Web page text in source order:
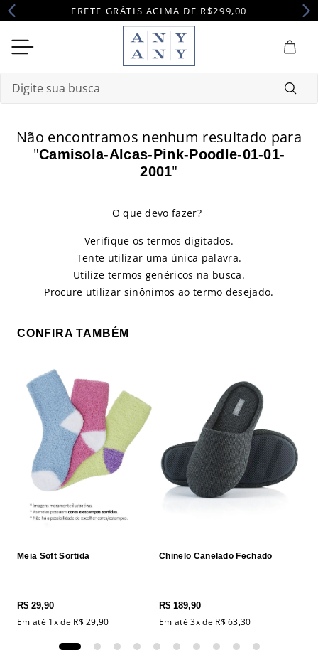
FRETE GRÁTIS ACIMA DE R$299,00
Não encontramos nenhum resultado para
"Camisola-Alcas-Pink-Poodle-01-01-
2001"
Verifique os termos digitados.
Tente utilizar uma única palavra.
Utilize termos genéricos na busca.
Procure utilizar sinônimos ao termo desejado.
CONFIRA TAMBÉM
Meia Soft Sortida
R$ 29,90
Em até 1x de R$ 29,90
Chinelo Canelado Fechado
R$ 189,90
Em até3x de R$ 63,30
camisola